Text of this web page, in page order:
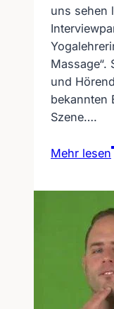
uns sehen
Massage“.
und
bekannten
Szene….
Mehr lesen
–